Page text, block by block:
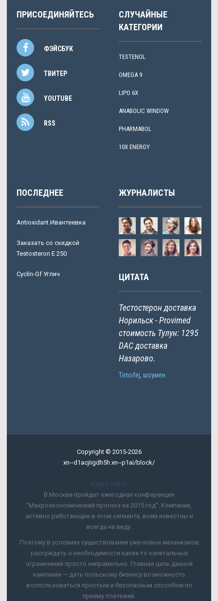
ПРИСОЕДИНЯЙТЕСЬ
ФЭЙСБУК
ТВИТЕР
YOUTUBE
RSS
СЛУЧАЙНЫЕ
КАТЕГОРИИ
TESTENOL
OMEGA 9
LIPO 6X
ANABOLIC WINDOW
PHARMABOL
10X ENERGY
ПОСЛЕДНЕЕ
Antioxidant Ивантеевка
Заказать со скидкой
Testosteron E 250
Cyclin-Gf Углич
ЖУРНАЛИСТЫ
ЦИТАТА
Тестостерон доставка
Норильск - Provimed
стоимость Тулун: 1295
DAC доставка
Назарово.
Timofej, шоумен
Copyright © 2015-2026
xn--d1acjiigdh5h.xn--p1ai/block/
Карта сайта
В Москве пройдет ежегодная конференция
"Макроэкономический прогноз на 2015 год". Компании,
активно работающие в этом сегменте, всем известны и
всегда на виду.
Поэтому в условиях существования уже новых механизмов
рассуждать о необходимости каких-то капитальных
ограничений просто неправильно. Главная цель данной
кампании — дать польскому бизнесу возможность
воспользоваться простым и безопасным способом по
приему платежей.